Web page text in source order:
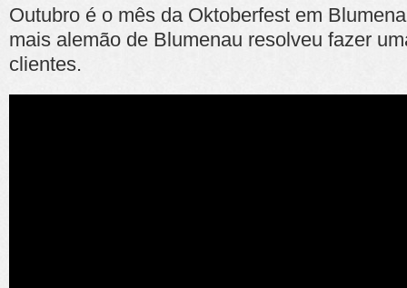
Outubro é o mês da Oktoberfest em
mais alemão de Blumenau resolveu fazer
clientes.